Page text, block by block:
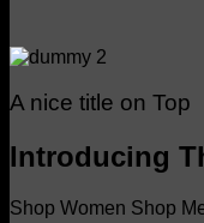
A nice title on Top
Introducing
Shop Women Shop